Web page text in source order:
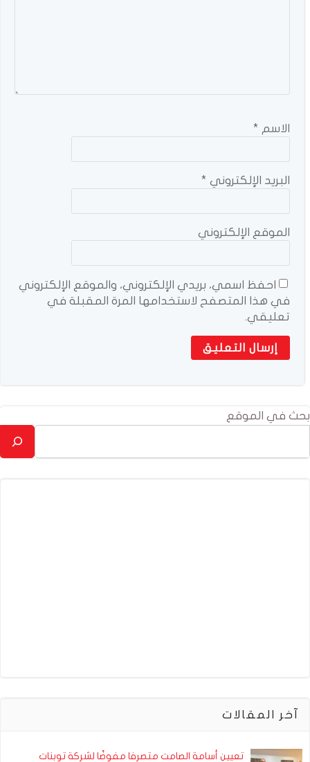
الاسم *
البريد الإلكتروني *
الموقع الإلكتروني
احفظ اسمي، بريدي الإلكتروني، والموقع الإلكتروني
في هذا المتصفح لاستخدامها المرة المقبلة في
تعليقي.
بحث في الموقع
آخر المقالات
تعيين أسامة الصامت متصرفا مفوضًا لشركة توبنات